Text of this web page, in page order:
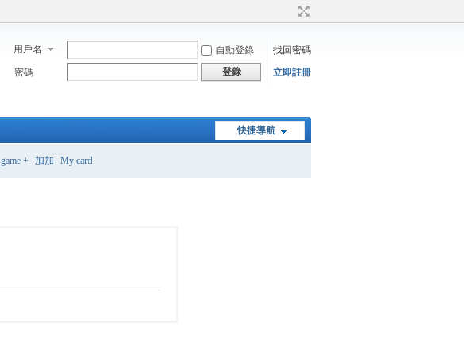
用戶名 自動登錄
找回密碼
密碼
登錄 立即註冊
快捷導航
game + 加加 My card